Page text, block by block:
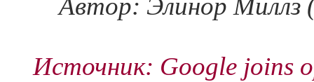
Автор: Элинор Миллз
Источник: Google joins